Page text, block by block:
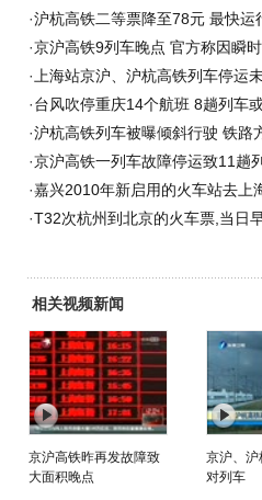
·沪杭高铁二等票降至78元 最快运
·京沪高铁9列车晚点 官方称因瞬
· 上海站京沪、沪杭高铁列车停运
·台风吹停重庆14个航班 8趟列车
·沪杭高铁列车被曝倾斜行驶 铁路
·京沪高铁一列车故障停运致11趟
·嘉兴2010年新启用的火车站去上
·T32次杭州到北京的火车票,当日
相关视频新闻
京沪高铁昨再发故障致
大面积晚点
京沪、沪
对列车